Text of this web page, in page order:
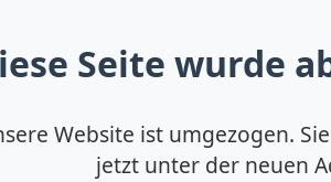
Seite wurde
Website ist umgezogen.
jetzt unter der neuen